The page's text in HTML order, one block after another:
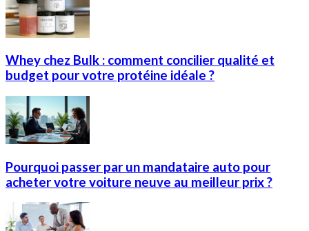
Whey chez Bulk : comment concilier qualité et
budget pour votre protéine idéale ?
Pourquoi passer par un mandataire auto pour
acheter votre voiture neuve au meilleur prix ?